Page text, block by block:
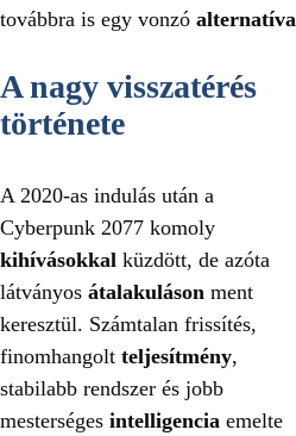
továbbra is egy vonzó alternatíva
A nagy visszatérés
története
A 2020-as indulás után a
Cyberpunk 2077 komoly
kihívásokkal küzdött, de azóta
látványos átalakuláson ment
keresztül. Számtalan frissítés,
finomhangolt teljesítmény,
stabilabb rendszer és jobb
mesterséges intelligencia emelte